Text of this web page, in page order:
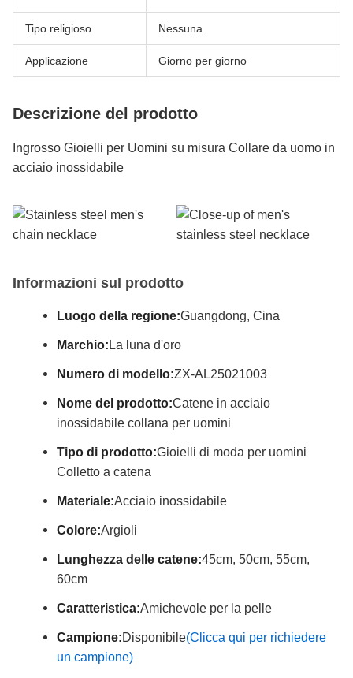
Tipo religioso Nessuna
Applicazione Giorno per giorno
Descrizione del prodotto
Ingrosso Gioielli per Uomini su misura Collare da uomo in
acciaio inossidabile
Informazioni sul prodotto
Luogo della regione:Guangdong, Cina
Marchio:La luna d'oro
Numero di modello:ZX-AL25021003
Nome del prodotto:Catene in acciaio
inossidabile collana per uomini
Tipo di prodotto:Gioielli di moda per uomini
Colletto a catena
Materiale:Acciaio inossidabile
Colore:Argioli
Lunghezza delle catene:45cm, 50cm, 55cm,
60cm
Caratteristica:Amichevole per la pelle
Campione:Disponibile(Clicca qui per richiedere
un campione)